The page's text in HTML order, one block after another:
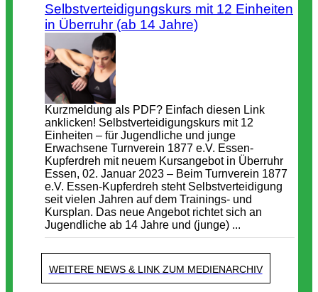
Selbstverteidigungskurs mit 12 Einheiten
in Überruhr (ab 14 Jahre)
Kurzmeldung als PDF? Einfach diesen Link
anklicken! Selbstverteidigungskurs mit 12
Einheiten – für Jugendliche und junge
Erwachsene Turnverein 1877 e.V. Essen-
Kupferdreh mit neuem Kursangebot in Überruhr
Essen, 02. Januar 2023 – Beim Turnverein 1877
e.V. Essen-Kupferdreh steht Selbstverteidigung
seit vielen Jahren auf dem Trainings- und
Kursplan. Das neue Angebot richtet sich an
Jugendliche ab 14 Jahre und (junge) ...
WEITERE NEWS & LINK ZUM MEDIENARCHIV